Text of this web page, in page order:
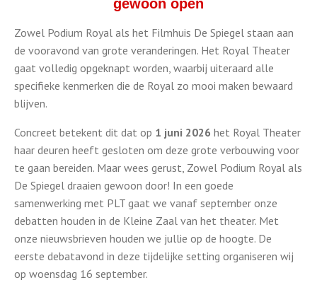
gewoon open
Zowel Podium Royal als het Filmhuis De Spiegel staan aan
de vooravond van grote veranderingen. Het Royal Theater
gaat volledig opgeknapt worden, waarbij uiteraard alle
specifieke kenmerken die de Royal zo mooi maken bewaard
blijven.
Concreet betekent dit dat op 1 juni 2026 het Royal Theater
haar deuren heeft gesloten om deze grote verbouwing voor
te gaan bereiden. Maar wees gerust, Zowel Podium Royal als
De Spiegel draaien gewoon door! In een goede
samenwerking met PLT gaat we vanaf september onze
debatten houden in de Kleine Zaal van het theater. Met
onze nieuwsbrieven houden we jullie op de hoogte. De
eerste debatavond in deze tijdelijke setting organiseren wij
op woensdag 16 september.